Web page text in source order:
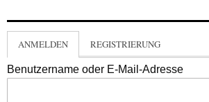
ANMELDEN REGISTRIERUNG
Benutzername oder E-Mail-Adresse